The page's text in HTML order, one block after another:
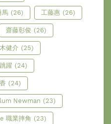
馬 (26) 工藤惠 (26)
齋藤彰俊 (26)
健介 (25)
躍 (24)
(24)
Newman (23)
職業摔角 (23)